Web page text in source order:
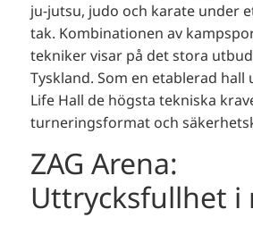
ju-jutsu, judo och karate under
tak. Kombinationen av
tekniker visar på det stora
Tyskland. Som en etablerad hall
Life Hall de högsta tekniska
turneringsformat och
ZAG Arena:
Uttrycksfullhet i